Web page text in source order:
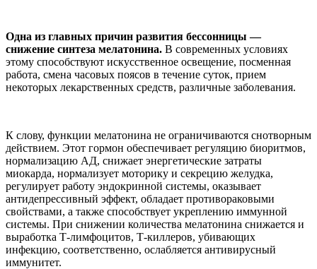
Одна из главных причин развития бессонницы —
снижение синтеза мелатонина. В современных условиях
этому способствуют искусственное освещение, посменная
работа, смена часовых поясов в течение суток, прием
некоторых лекарственных средств, различные заболевания.
К слову, функции мелатонина не ограничиваются снотворным
действием. Этот гормон обеспечивает регуляцию биоритмов,
нормализацию АД, снижает энергетические затраты
миокарда, нормализует моторику и секрецию желудка,
регулирует работу эндокринной системы, оказывает
антидепрессивный эффект, обладает противораковыми
свойствами, а также способствует укреплению иммунной
системы. При снижении количества мелатонина снижается и
выработка Т-лимфоцитов, Т-киллеров, убивающих
инфекцию, соответственно, ослабляется антивирусный
иммунитет.